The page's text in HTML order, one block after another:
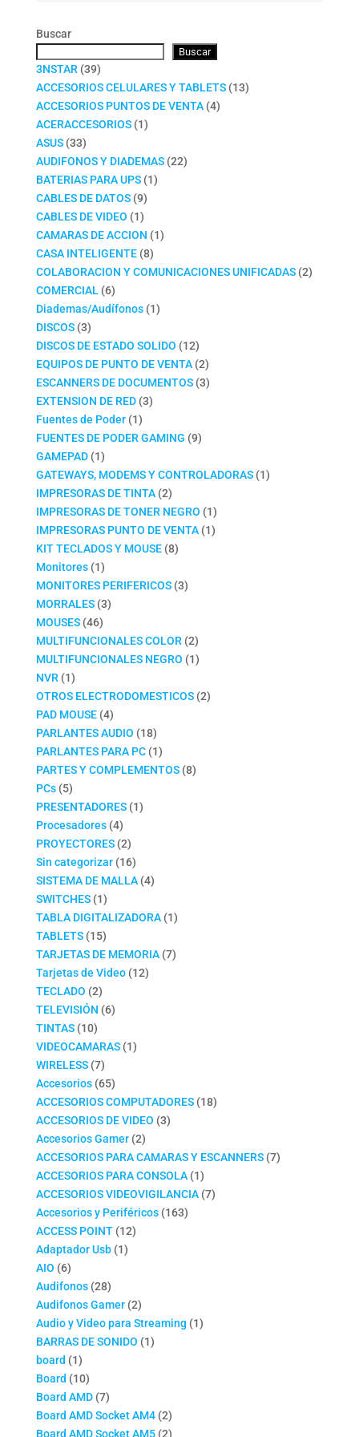
Buscar
Buscar
3NSTAR 3939
productos
ACCESORIOS CELULARES Y TABLETS 1313
ACCESORIOS PUNTOS DE VENTA 44
ACERACCESORIOS 11
ASUS 3333
productos
AUDIFONOS Y DIADEMAS 2222
BATERIAS PARA UPS 11
CABLES DE DATOS 99
productos
CABLES DE VIDEO 11
producto
CAMARAS DE ACCION 11
CASA INTELIGENTE 88
productos
COLABORACION Y COMUNICACIONES UNIFICADAS 22
COMERCIAL 66
productos
Diademas/Audífonos 11
DISCOS 33
productos
DISCOS DE ESTADO SOLIDO 1212
productos
EQUIPOS DE PUNTO DE VENTA 22
productos
ESCANNERS DE DOCUMENTOS 33
EXTENSION DE RED 33
Fuentes de Poder 11
producto
FUENTES DE PODER GAMING 99
GAMEPAD 11
producto
GATEWAYS, MODEMS Y CONTROLADORAS 11
IMPRESORAS DE TINTA 22
productos
IMPRESORAS DE TONER NEGRO 11
producto
IMPRESORAS PUNTO DE VENTA 11
KIT TECLADOS Y MOUSE 88
Monitores 11
producto
MONITORES PERIFERICOS 33
MORRALES 33
MOUSES 4646
productos
MULTIFUNCIONALES COLOR 22
productos
MULTIFUNCIONALES NEGRO 11
NVR 11
producto
OTROS ELECTRODOMESTICOS 22
PAD MOUSE 44
productos
PARLANTES AUDIO 1818
productos
PARLANTES PARA PC 11
producto
PARTES Y COMPLEMENTOS 88
PCs 55
productos
PRESENTADORES 11
Procesadores 44
productos
PROYECTORES 22
productos
Sin categorizar 1616
productos
SISTEMA DE MALLA 44
SWITCHES 11
producto
TABLA DIGITALIZADORA 11
TABLETS 1515
productos
TARJETAS DE MEMORIA 77
Tarjetas de Video 1212
TECLADO 22
productos
TELEVISIÓN 66
TINTAS 1010
productos
VIDEOCAMARAS 11
WIRELESS 77
productos
Accesorios 6565
productos
ACCESORIOS COMPUTADORES 1818
ACCESORIOS DE VIDEO 33
Accesorios Gamer 22
productos
ACCESORIOS PARA CAMARAS Y ESCANNERS 77
ACCESORIOS PARA CONSOLA 11
producto
ACCESORIOS VIDEOVIGILANCIA 77
Accesorios y Periféricos 163163
ACCESS POINT 1212
Adaptador Usb 11
AIO 66
productos
Audifonos 2828
productos
Audifonos Gamer 22
productos
Audio y Video para Streaming 11
BARRAS DE SONIDO 11
board 11
producto
Board 1010
productos
Board AMD 77
productos
Board AMD Socket AM4 22
productos
Board AMD Socket AM5 22